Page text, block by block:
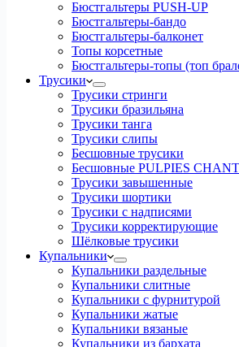
Бюстгальтеры PUSH-UP
Бюстгальтеры-бандо
Бюстгальтеры-балконет
Топы корсетные
Бюстгальтеры-топы (топ
Трусики
Трусики стринги
Трусики бразильяна
Трусики танга
Трусики слипы
Бесшовные трусики
Бесшовные PULPIES
Трусики завышенные
Трусики шортики
Трусики с надписями
Трусики корректирующие
Шёлковые трусики
Купальники
Купальники раздельные
Купальники слитные
Купальники с фурнитурой
Купальники жатые
Купальники вязаные
Купальники из бархата